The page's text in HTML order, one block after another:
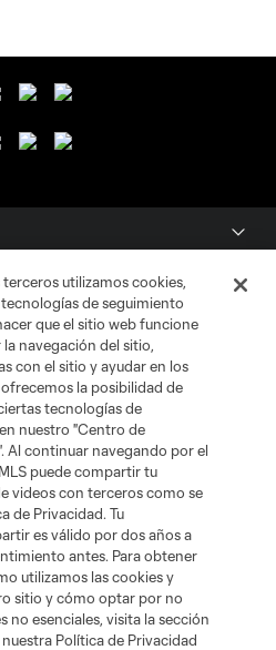
utilizamos cookies,
de seguimiento
que el sitio web funcione
navegación del sitio,
con el sitio y ayudar en los
la posibilidad de
tecnologías de
nuestro "Centro de
Al continuar navegando por el
puede compartir tu
videos con terceros como se
de Privacidad. Tu
es válido por dos años a
antes. Para obtener
utilizamos las cookies y
sitio y cómo optar por no
no esenciales, visita la sección
nuestra Política de Privacidad